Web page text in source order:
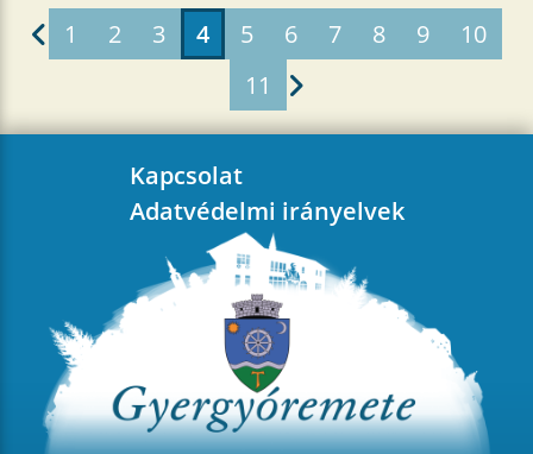
1 2 3 4 5 6 7 8 9
10
11
Kapcsolat
Adatvédelmi irányelvek